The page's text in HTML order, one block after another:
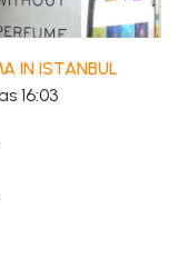
IN ISTANBUL
16:03